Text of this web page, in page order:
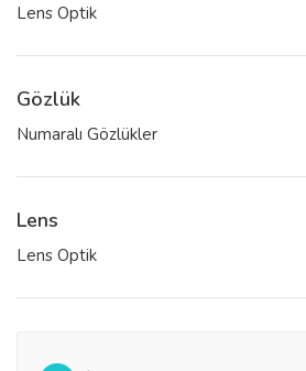
Lens Optik
Gözlük
Numaralı Gözlükler
Lens
Lens Optik